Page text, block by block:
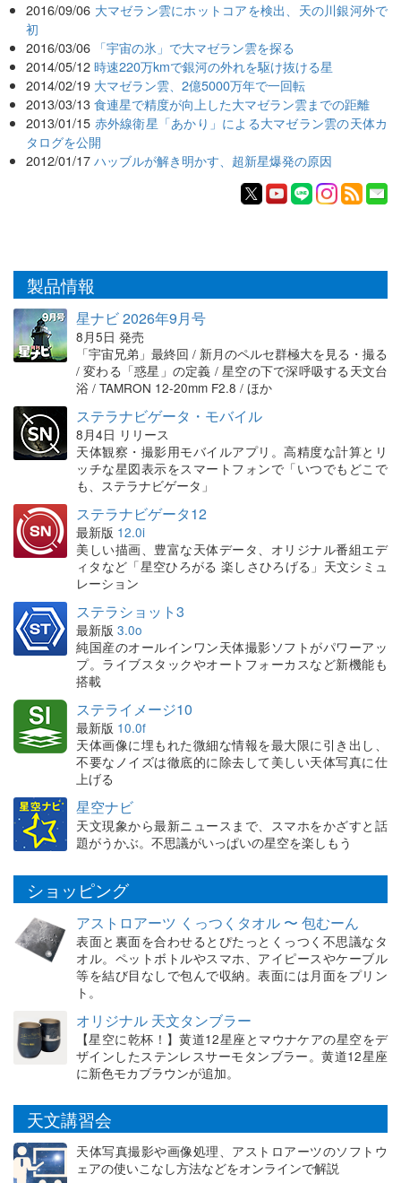
2016/09/06 大マゼラン雲にホットコアを検出、天の川銀河外で
初
2016/03/06 「宇宙の氷」で大マゼラン雲を探る
2014/05/12 時速220万kmで銀河の外れを駆け抜ける星
2014/02/19 大マゼラン雲、2億5000万年で一回転
2013/03/13 食連星で精度が向上した大マゼラン雲までの距離
2013/01/15 赤外線衛星「あかり」による大マゼラン雲の天体カ
タログを公開
2012/01/17 ハッブルが解き明かす、超新星爆発の原因
製品情報
星ナビ 2026年9月号
8月5日 発売
「宇宙兄弟」最終回 / 新月のペルセ群極大を見る・撮る
/ 変わる「惑星」の定義 / 星空の下で深呼吸する天文台
浴 / TAMRON 12-20mm F2.8 / ほか
ステラナビゲータ・モバイル
8月4日 リリース
天体観察・撮影用モバイルアプリ。高精度な計算とリ
ッチな星図表示をスマートフォンで「いつでもどこで
も、ステラナビゲータ」
ステラナビゲータ12
最新版 12.0i
美しい描画、豊富な天体データ、オリジナル番組エデ
ィタなど「星空ひろがる 楽しさひろげる」天文シミュ
レーション
ステラショット3
最新版 3.0o
純国産のオールインワン天体撮影ソフトがパワーアッ
プ。ライブスタックやオートフォーカスなど新機能も
搭載
ステライメージ10
最新版 10.0f
天体画像に埋もれた微細な情報を最大限に引き出し、
不要なノイズは徹底的に除去して美しい天体写真に仕
上げる
星空ナビ
天文現象から最新ニュースまで、スマホをかざすと話
題がうかぶ。不思議がいっぱいの星空を楽しもう
ショッピング
アストロアーツ くっつくタオル 〜 包むーん
表面と裏面を合わせるとぴたっとくっつく不思議なタ
オル。ペットボトルやスマホ、アイピースやケーブル
等を結び目なしで包んで収納。表面には月面をプリン
ト。
オリジナル 天文タンブラー
【星空に乾杯！】黄道12星座とマウナケアの星空をデ
ザインしたステンレスサーモタンブラー。黄道12星座
に新色モカブラウンが追加。
天文講習会
天体写真撮影や画像処理、アストロアーツのソフトウ
ェアの使いこなし方法などをオンラインで解説